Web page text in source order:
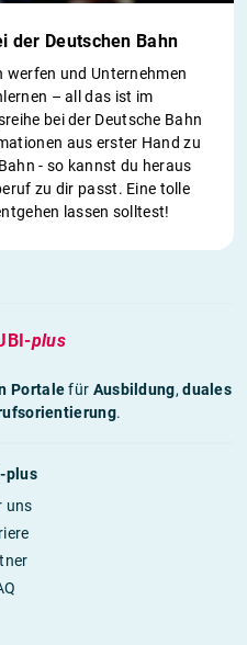
der Deutschen Bahn
werfen und Unternehmen
– all das ist im
bei der Deutsche Bahn
aus erster Hand zu
- so kannst du heraus
zu dir passt. Eine tolle
lassen solltest!
plus
Portalefür Ausbildung,duales
.
plus
uns